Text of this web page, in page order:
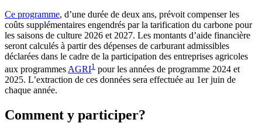
Ce programme, d’une durée de deux ans, prévoit compenser les
coûts supplémentaires engendrés par la tarification du carbone pour
les saisons de culture 2026 et 2027. Les montants d’aide financière
seront calculés à partir des dépenses de carburant admissibles
déclarées dans le cadre de la participation des entreprises agricoles
aux programmes AGRI1 pour les années de programme 2024 et
2025. L’extraction de ces données sera effectuée au 1er juin de
chaque année.
Comment y participer?